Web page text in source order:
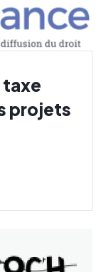
taxe
projets